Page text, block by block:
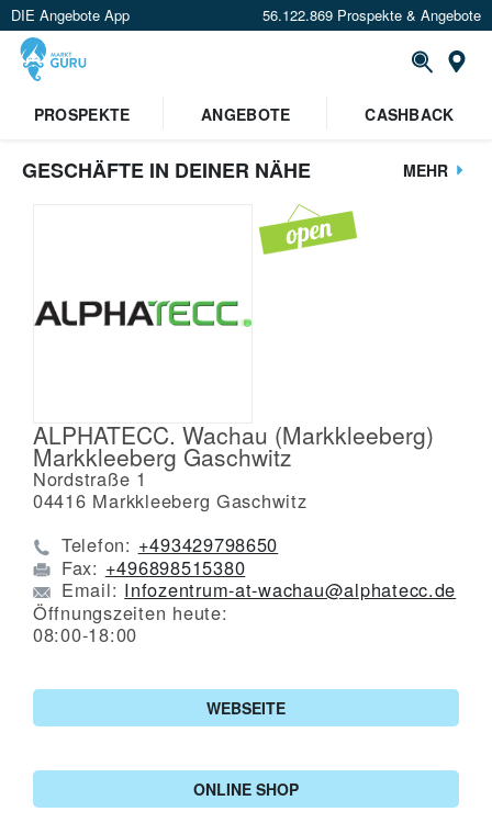
DIE Angebote App 56.122.869 Prospekte & Angebote
PROSPEKTE
ANGEBOTE CASHBACK
GESCHÄFTE IN DEINER NÄHE MEHR
ALPHATECC. Wachau (Markkleeberg)
Markkleeberg Gaschwitz
Nordstraße 1
04416 Markkleeberg Gaschwitz
Telefon: +493429798650
Fax: +496898515380
Email: Infozentrum-at-wachau@alphatecc.de
Öffnungszeiten heute:
08:00-18:00
WEBSEITE
ONLINE SHOP